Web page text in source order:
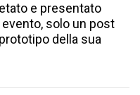
e presentato
solo un post
della sua